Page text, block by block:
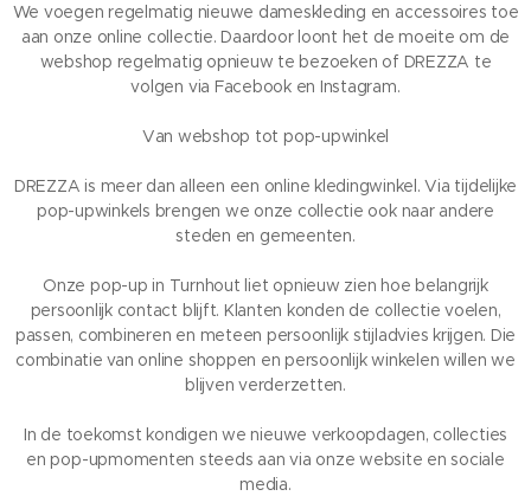
We voegen regelmatig nieuwe dameskleding en accessoires toe
aan onze online collectie. Daardoor loont het de moeite om de
webshop regelmatig opnieuw te bezoeken of DREZZA te
volgen via Facebook en Instagram.
Van webshop tot pop-upwinkel
DREZZA is meer dan alleen een online kledingwinkel. Via tijdelijke
pop-upwinkels brengen we onze collectie ook naar andere
steden en gemeenten.
Onze pop-up in Turnhout liet opnieuw zien hoe belangrijk
persoonlijk contact blijft. Klanten konden de collectie voelen,
passen, combineren en meteen persoonlijk stijladvies krijgen. Die
combinatie van online shoppen en persoonlijk winkelen willen we
blijven verderzetten.
In de toekomst kondigen we nieuwe verkoopdagen, collecties
en pop-upmomenten steeds aan via onze website en sociale
media.